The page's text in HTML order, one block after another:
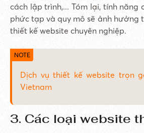
cách lập trình,... Tóm lại, tính năng
phức tạp và quy mô sẽ ảnh hưởng
thiết kế website chuyên nghiệp.
Dịch vụ thiết kế website trọn
Vietnam
3. Các loại website